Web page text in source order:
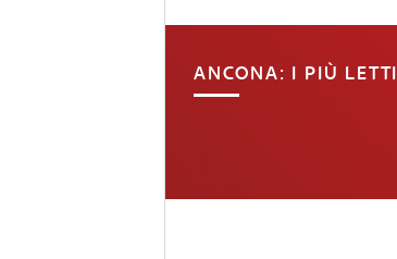
ANCONA: I PIÙ LETTI